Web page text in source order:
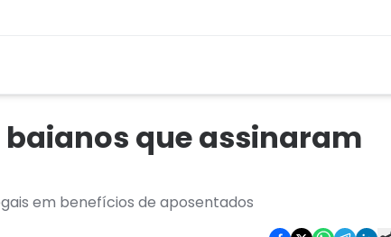
baianos que assinaram
em benefícios de aposentados